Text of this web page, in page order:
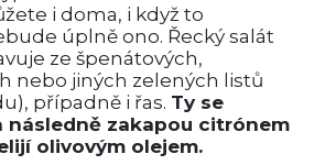
i doma, i když to
úplně ono. Řecký salát
ze špenátových,
nebo jiných zelených listů
případně i řas. Ty se
následně zakapou citrónem
olivovým olejem.